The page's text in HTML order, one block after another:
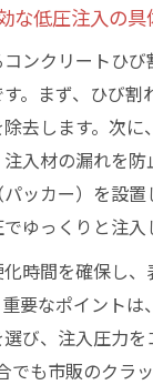
な低圧注入の
ンクリートひ
。まず、ひび割
去します。次に
入材の漏れを防
ッカー）を設
ゆっくりと注入
時間を確保し
要なポイントは
び、注入圧力
でも市販のクラ